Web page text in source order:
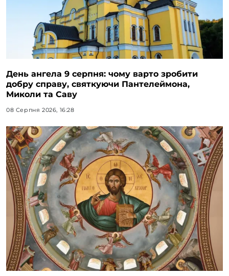
День ангела 9 серпня: чому варто зробити
добру справу, святкуючи Пантелеймона,
Миколи та Саву
08 Серпня 2026, 16:28